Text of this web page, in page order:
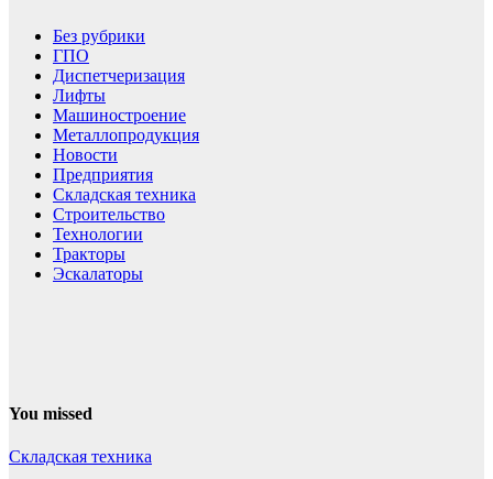
Без рубрики
ГПО
Диспетчеризация
Лифты
Машиностроение
Металлопродукция
Новости
Предприятия
Складская техника
Строительство
Технологии
Тракторы
Эскалаторы
You missed
Складская техника